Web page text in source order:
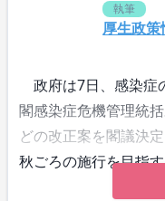
執筆
厚生政
政府は7日、感染症
閣感染症危機管理統
どの改正案を閣議決
秋ごろの施行を目指